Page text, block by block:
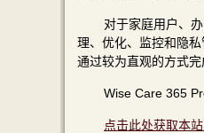
对于家庭用户、
理、优化、监控和隐
通过较为直观的方式
Wise Care 365
点击此处获取本